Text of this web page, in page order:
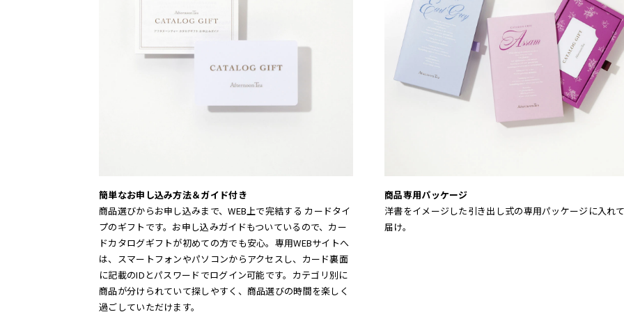
簡単なお申し込み方法＆ガイド付き
商品選びからお申し込みまで、WEB上で完結する カードタイ
プのギフトです。お申し込みガイドもついているので、カー
ドカタログギフトが初めての方でも安心。専用WEBサイトへ
は、スマートフォンやパソコンからアクセスし、カード裏面
に記載のIDとパスワードでログイン可能です。カテゴリ別に
商品が分けられていて探しやすく、商品選びの時間を楽しく
過ごしていただけます。
商品専用パッケージ
洋書をイメージした引き出し式の専用パッケージに入れ
届け。